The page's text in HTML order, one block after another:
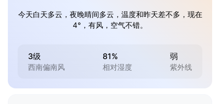
今天白天多云，夜晚晴间多云，温度和昨天差不多，现在
4°，有风，空气不错。
3级
西南偏南风
81%
相对湿度
弱
紫外线